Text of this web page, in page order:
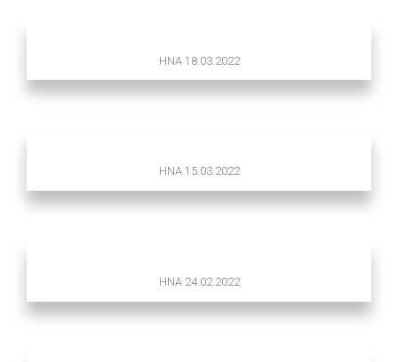
HNA 18.03.2022
HNA 15.03.2022
HNA 24.02.2022